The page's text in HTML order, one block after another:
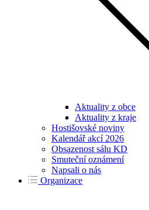
Aktuality z obce
Aktuality z kraje
Hostišovské noviny
Kalendář akcí 2026
Obsazenost sálu KD
Smuteční oznámení
Napsali o nás
Organizace